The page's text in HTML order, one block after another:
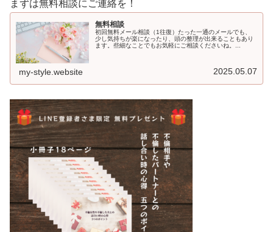
まずは無料相談にご連絡を！
無料相談
初回無料メール相談（1往復）たった一通のメールでも、
少し気持ちが楽になったり、頭の整理が出来ることもあり
ます。些細なことでもお気軽にご相談くださいね。...
my-style.website 2025.05.07